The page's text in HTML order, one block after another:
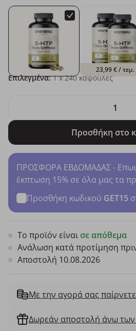
23,99 €/ τεμ.
Επιλεγμένα: 1x 240 κάψουλες
Προσθήκη στο
ΠΡΟΣΦΟΡΑ ΕΒΔΟΜΑΔΑΣ -
έκπτωση 15% σε όλα μας τα
Προσθήκη κωδικού GET15
Το προϊόν είναι σε απόθεμα
Ανάλωση κατά προτίμηση
Αποστολή 10.08.2026
Με την αγορά σας
Δωρεάν αποστολή άνω των